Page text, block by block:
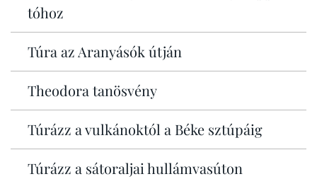
tóhoz
Túra az Aranyásók útján
Theodora tanösvény
Túrázz a vulkánoktól a Béke sztúpáig
Túrázz a sátoraljai hullámvasúton